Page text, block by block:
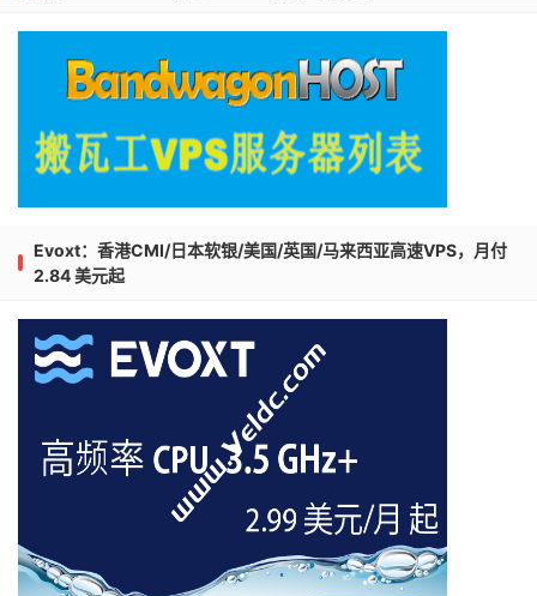
Evoxt：香港CMI/日本软银/美国/英国/马来西亚高速VPS，月付
2.84 美元起